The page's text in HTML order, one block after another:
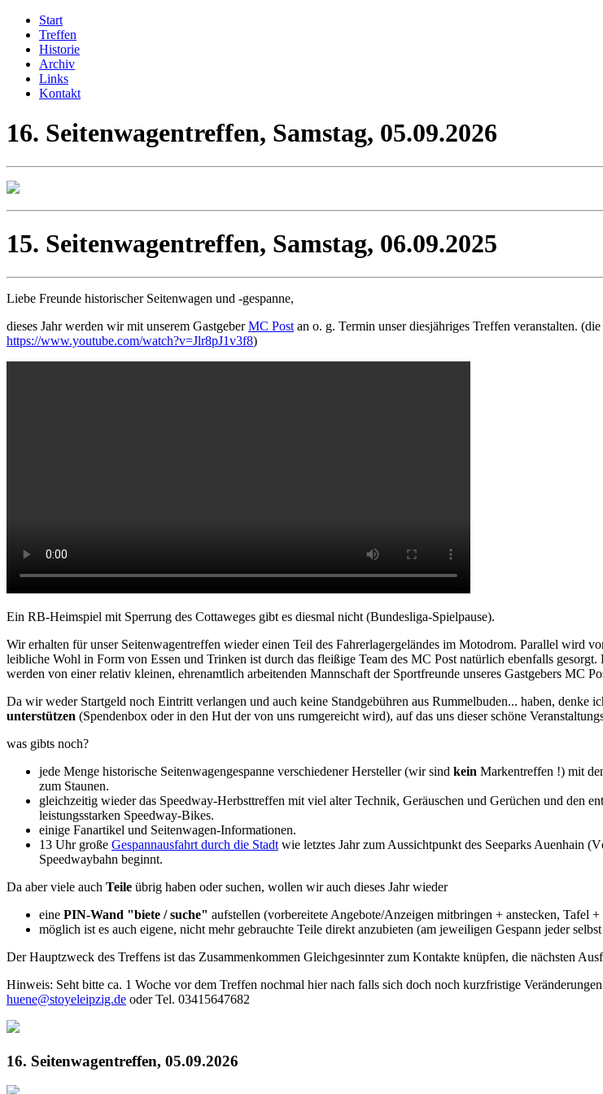
Start
Treffen
Historie
Archiv
Links
Kontakt
16. Seitenwagentreffen, Samstag, 05.09.2026
15. Seitenwagentreffen, Samstag, 06.09.2025
Liebe Freunde historischer Seitenwagen und -gespanne,
dieses Jahr werden wir mit unserem GastgeberMC Post an o. g. Termin unser diesjähriges Treffen veranstalten.
https://www.youtube.com/watch?v=Jlr8pJ1v3f8)
Ein RB-Heimspiel mit Sperrung des Cottaweges gibt es diesmal nicht (Bundesliga-Spielpause).
Wir erhalten für unser Seitenwagentreffen wieder einen Teil des Fahrerlagergeländes im Motodrom. Parallel wird
leibliche Wohl in Form von Essen und Trinken ist durch das fleißige Team des MC Post natürlich ebenfalls
werden von einer relativ kleinen, ehrenamtlich arbeitenden Mannschaft der Sportfreunde unseres Gastgebers MC
Da wir weder Startgeld noch Eintritt verlangen und auch keine Standgebühren aus Rummelbuden... haben,
unterstützen (Spendenbox oder in den Hut der von uns rumgereicht wird), auf das uns dieser schöne
was gibts noch?
jede Menge historische Seitenwagengespanne verschiedener Hersteller (wir sind kein Markentreffen !) mit
zum Staunen.
gleichzeitig wieder das Speedway-Herbsttreffen mit viel alter Technik, Geräuschen und Gerüchen und den
leistungsstarken Speedway-Bikes.
einige Fanartikel und Seitenwagen-Informationen.
13 Uhr große Gespannausfahrt durch die Stadt wie letztes Jahr zum Aussichtpunkt des Seeparks Auenhain
Speedwaybahn beginnt.
Da aber viele auch Teile übrig haben oder suchen, wollen wir auch dieses Jahr wieder
eine PIN-Wand "biete / suche" aufstellen (vorbereitete Angebote/Anzeigen mitbringen + anstecken, Tafel
möglich ist es auch eigene, nicht mehr gebrauchte Teile direkt anzubieten (am jeweiligen Gespann jeder
Der Hauptzweck des Treffens ist das Zusammenkommen Gleichgesinnter zum Kontakte knüpfen, die nächsten
Hinweis: Seht bitte ca. 1 Woche vor dem Treffen nochmal hier nach falls sich doch noch kurzfristige
huene@stoyeleipzig.de oder Tel. 03415647682
16. Seitenwagentreffen, 05.09.2026